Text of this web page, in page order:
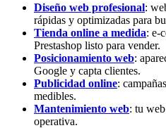
Diseño web profesional:
rápidas y optimizadas para
Tienda online a medida: e-
Prestashop listo para vender.
Posicionamiento web:
Google y capta clientes.
Publicidad online:
medibles.
Mantenimiento web: tu
operativa.